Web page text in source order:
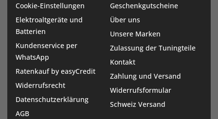
Cookie-Einstellungen
Elektroaltgeräte und
Batterien
Kundenservice per
WhatsApp
Ratenkauf by easyCredit
Widerrufsrecht
Datenschutzerklärung
AGB
Geschenkgutscheine
Über uns
Unsere Marken
Zulassung der Tuningteile
Kontakt
Zahlung und Versand
Widerrufsformular
Schweiz Versand